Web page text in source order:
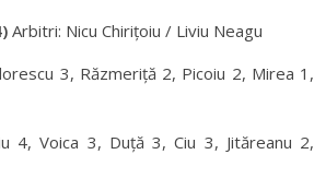
Arbitri: Nicu Chirițoiu / Liviu Neagu
3, Răzmeriță 2, Picoiu 2, Mirea 1,
4, Voica 3, Duță 3, Ciu 3, Jităreanu 2,